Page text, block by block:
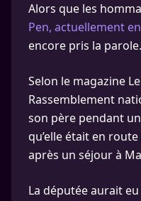
Alors que les
Pen, actuellement
encore pris la parole.
Selon le magazine
Rassemblement
son père pendant
qu’elle était en
après un séjour à
La députée aurait